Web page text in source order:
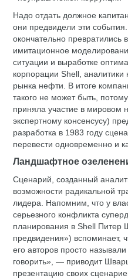
Надо отдать должное
они предвидели эти
окончательно
имитационное
ситуации и выработке
корпорации Shell, аналитики
рынка нефти. В итоге
такого не может быть,
приняла участие в мировом
экспертному консенсусу)
разработка в 1983 году
перевести одновременно и
Ландшафтное
Сценарий, созданный
возможности радикальной
лидера. Напомним, что у
серьезного конфликта
планирования в Shell Питер
предвидения») вспоминает,
его авторов просто
говорить», — приводит
презентацию своих